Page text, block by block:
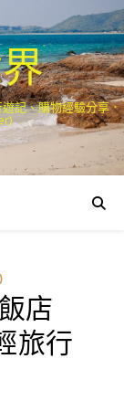
記、購物經驗分享．
店
旅行